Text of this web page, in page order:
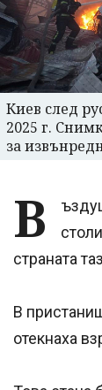
Киев след
2025 г.
за
В
страната
В
отекнаха